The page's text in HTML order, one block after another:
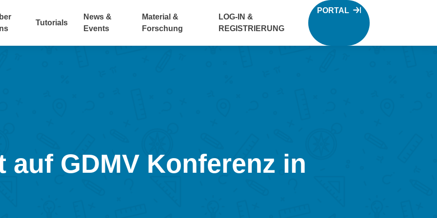
Tutorials
News &
Events
Material &
Forschung
LOG-IN &
REGISTRIERUNG
PORTAL
auf GDMV Konferenz in